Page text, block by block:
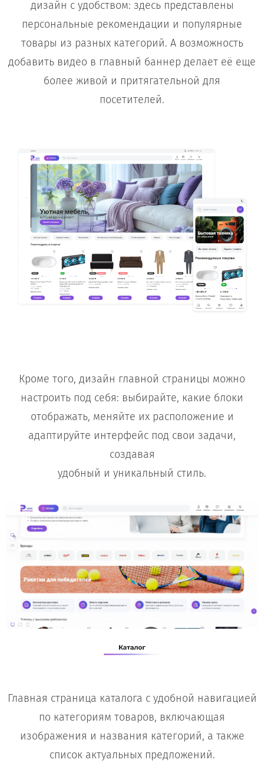
дизайн с удобством: здесь представлены
персональные рекомендации и популярные
товары из разных категорий. А возможность
добавить видео в главный баннер делает её еще
более живой и притягательной для
посетителей.
Кроме того, дизайн главной страницы можно
настроить под себя: выбирайте, какие блоки
отображать, меняйте их расположение и
адаптируйте интерфейс под свои задачи,
создавая
удобный и уникальный стиль.
Главная страница каталога с удобной навигацией
по категориям товаров, включающая
изображения и названия категорий, а также
список актуальных предложений.